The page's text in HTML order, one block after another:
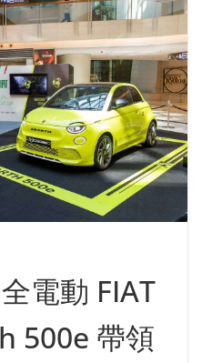
電動 FIAT
500e 帶領